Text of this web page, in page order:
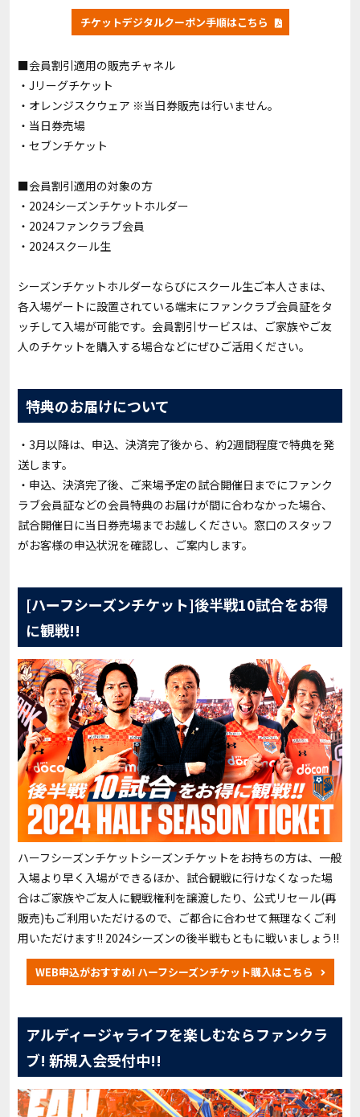
チケットデジタルクーポン手順はこちら
■会員割引適用の販売チャネル
・Jリーグチケット
・オレンジスクウェア ※当日券販売は行いません。
・当日券売場
・セブンチケット
■会員割引適用の対象の方
・2024シーズンチケットホルダー
・2024ファンクラブ会員
・2024スクール生
シーズンチケットホルダーならびにスクール生ご本人さまは、
各入場ゲートに設置されている端末にファンクラブ会員証をタ
ッチして入場が可能です。会員割引サービスは、ご家族やご友
人のチケットを購入する場合などにぜひご活用ください。
特典のお届けについて
・3月以降は、申込、決済完了後から、約2週間程度で特典を発
送します。
・申込、決済完了後、ご来場予定の試合開催日までにファンク
ラブ会員証などの会員特典のお届けが間に合わなかった場合、
試合開催日に当日券売場までお越しください。窓口のスタッフ
がお客様の申込状況を確認し、ご案内します。
[ハーフシーズンチケット]後半戦10試合をお得
に観戦!!
ハーフシーズンチケットシーズンチケットをお持ちの方は、一般
入場より早く入場ができるほか、試合観戦に行けなくなった場
合はご家族やご友人に観戦権利を譲渡したり、公式リセール(再
販売)もご利用いただけるので、ご都合に合わせて無理なくご利
用いただけます!! 2024シーズンの後半戦もともに戦いましょう!!
WEB申込がおすすめ! ハーフシーズンチケット購入はこちら
アルディージャライフを楽しむならファンクラ
ブ! 新規入会受付中!!